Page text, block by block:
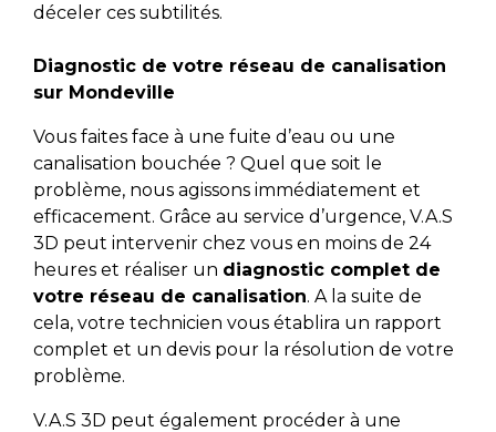
déceler ces subtilités.
Diagnostic de votre réseau de canalisation
sur Mondeville
Vous faites face à une fuite d’eau ou une
canalisation bouchée ? Quel que soit le
problème, nous agissons immédiatement et
efficacement. Grâce au service d’urgence, V.A.S
3D peut intervenir chez vous en moins de 24
heures et réaliser un diagnostic complet de
votre réseau de canalisation. A la suite de
cela, votre technicien vous établira un rapport
complet et un devis pour la résolution de votre
problème.
V.A.S 3D peut également procéder à une